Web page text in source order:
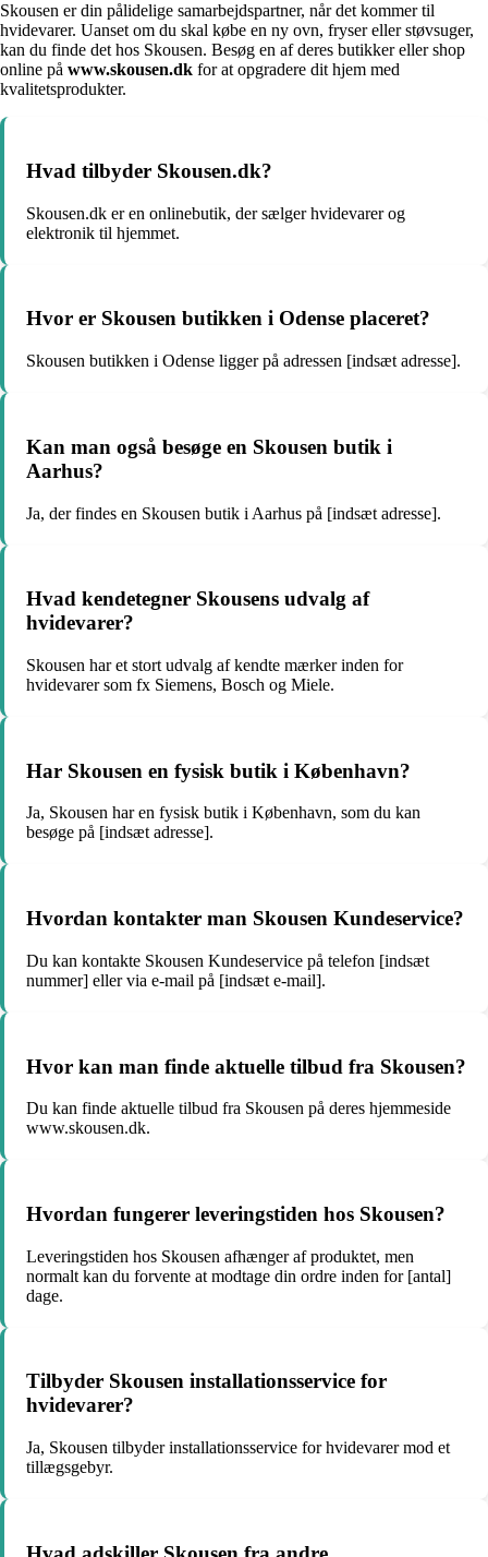
Skousen er din pålidelige samarbejdspartner, når det kommer til
hvidevarer. Uanset om du skal købe en ny ovn, fryser eller støvsuger,
kan du finde det hos Skousen. Besøg en af deres butikker eller shop
online på www.skousen.dk for at opgradere dit hjem med
kvalitetsprodukter.
Hvad tilbyder Skousen.dk?
Skousen.dk er en onlinebutik, der sælger hvidevarer og
elektronik til hjemmet.
Hvor er Skousen butikken i Odense placeret?
Skousen butikken i Odense ligger på adressen [indsæt adresse].
Kan man også besøge en Skousen butik i
Aarhus?
Ja, der findes en Skousen butik i Aarhus på [indsæt adresse].
Hvad kendetegner Skousens udvalg af
hvidevarer?
Skousen har et stort udvalg af kendte mærker inden for
hvidevarer som fx Siemens, Bosch og Miele.
Har Skousen en fysisk butik i København?
Ja, Skousen har en fysisk butik i København, som du kan
besøge på [indsæt adresse].
Hvordan kontakter man Skousen Kundeservice?
Du kan kontakte Skousen Kundeservice på telefon [indsæt
nummer] eller via e-mail på [indsæt e-mail].
Hvor kan man finde aktuelle tilbud fra Skousen?
Du kan finde aktuelle tilbud fra Skousen på deres hjemmeside
www.skousen.dk.
Hvordan fungerer leveringstiden hos Skousen?
Leveringstiden hos Skousen afhænger af produktet, men
normalt kan du forvente at modtage din ordre inden for [antal]
dage.
Tilbyder Skousen installationsservice for
hvidevarer?
Ja, Skousen tilbyder installationsservice for hvidevarer mod et
tillægsgebyr.